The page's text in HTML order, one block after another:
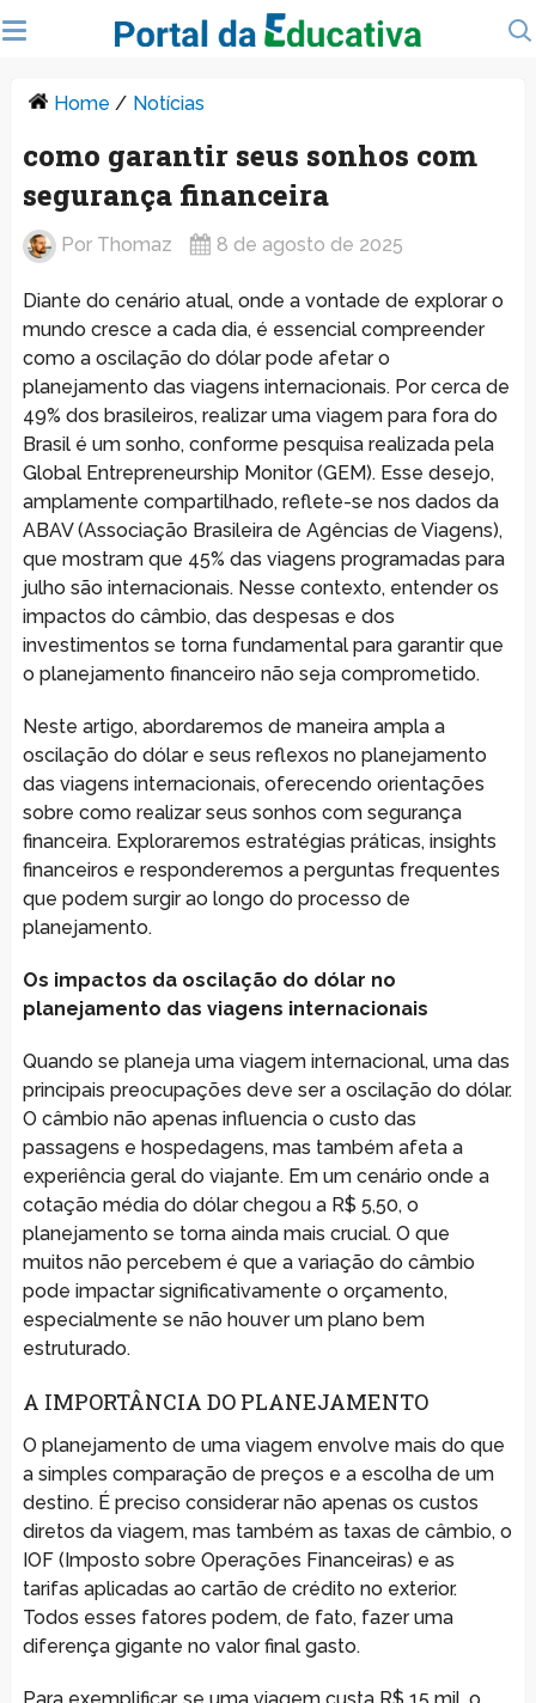
Home / Notícias
como garantir seus sonhos com
segurança financeira
Por Thomaz 8 de agosto de 2025
Diante do cenário atual, onde a vontade de explorar o
mundo cresce a cada dia, é essencial compreender
como a oscilação do dólar pode afetar o
planejamento das viagens internacionais. Por cerca de
49% dos brasileiros, realizar uma viagem para fora do
Brasil é um sonho, conforme pesquisa realizada pela
Global Entrepreneurship Monitor (GEM). Esse desejo,
amplamente compartilhado, reflete-se nos dados da
ABAV (Associação Brasileira de Agências de Viagens),
que mostram que 45% das viagens programadas para
julho são internacionais. Nesse contexto, entender os
impactos do câmbio, das despesas e dos
investimentos se torna fundamental para garantir que
o planejamento financeiro não seja comprometido.
Neste artigo, abordaremos de maneira ampla a
oscilação do dólar e seus reflexos no planejamento
das viagens internacionais, oferecendo orientações
sobre como realizar seus sonhos com segurança
financeira. Exploraremos estratégias práticas, insights
financeiros e responderemos a perguntas frequentes
que podem surgir ao longo do processo de
planejamento.
Os impactos da oscilação do dólar no
planejamento das viagens internacionais
Quando se planeja uma viagem internacional, uma das
principais preocupações deve ser a oscilação do dólar.
O câmbio não apenas influencia o custo das
passagens e hospedagens, mas também afeta a
experiência geral do viajante. Em um cenário onde a
cotação média do dólar chegou a R$ 5,50, o
planejamento se torna ainda mais crucial. O que
muitos não percebem é que a variação do câmbio
pode impactar significativamente o orçamento,
especialmente se não houver um plano bem
estruturado.
A IMPORTÂNCIA DO PLANEJAMENTO
O planejamento de uma viagem envolve mais do que
a simples comparação de preços e a escolha de um
destino. É preciso considerar não apenas os custos
diretos da viagem, mas também as taxas de câmbio, o
IOF (Imposto sobre Operações Financeiras) e as
tarifas aplicadas ao cartão de crédito no exterior.
Todos esses fatores podem, de fato, fazer uma
diferença gigante no valor final gasto.
Para exemplificar, se uma viagem custa R$ 15 mil, o